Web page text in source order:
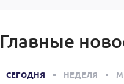
Главные
СЕГОДНЯ НЕДЕЛЯ